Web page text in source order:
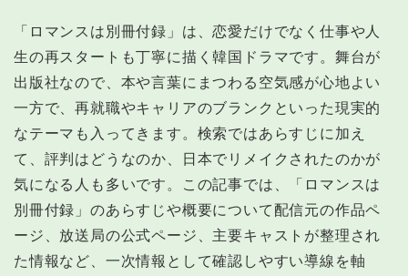
「ロマンスは別冊付録」は、恋愛だけでなく仕事や人
生の再スタートも丁寧に描く韓国ドラマです。舞台が
出版社なので、本や言葉にまつわる空気感が心地よい
一方で、再就職やキャリアのブランクといった現実的
なテーマも入ってきます。検索ではあらすじに加え
て、評判はどうなのか、日本でリメイクされたのかが
気になる人も多いです。この記事では、「ロマンスは
別冊付録」のあらすじや概要について配信元の作品ペ
ージ、放送局の公式ページ、主要キャストが整理され
た情報など、一次情報として確認しやすい導線を軸